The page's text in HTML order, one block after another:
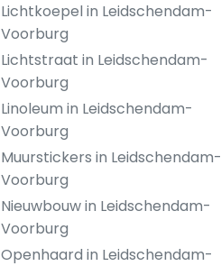
Lichtkoepel in Leidschendam-
Voorburg
Lichtstraat in Leidschendam-
Voorburg
Linoleum in Leidschendam-
Voorburg
Muurstickers in Leidschendam-
Voorburg
Nieuwbouw in Leidschendam-
Voorburg
Openhaard in Leidschendam-